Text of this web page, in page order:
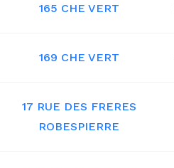
165 CHE VERT
169 CHE VERT
17 RUE DES FRERES
ROBESPIERRE